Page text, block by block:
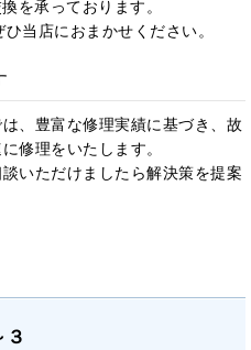
を承っております。
当店におまかせください。
、豊富な修理実績に基づき、故
修理をいたします。
いただけましたら解決策を提案